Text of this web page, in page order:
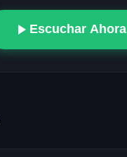
Escuchar Ahora